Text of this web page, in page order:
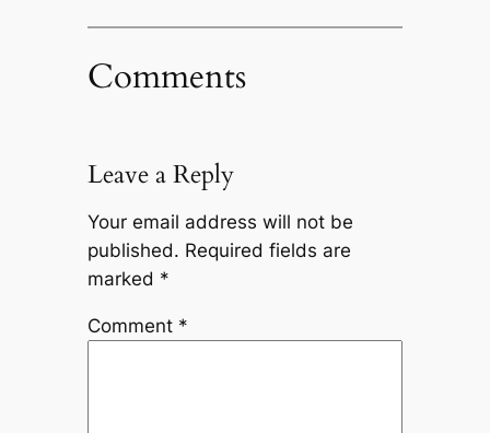
Comments
Leave a Reply
Your email address will not be
published. Required fields are
marked *
Comment *